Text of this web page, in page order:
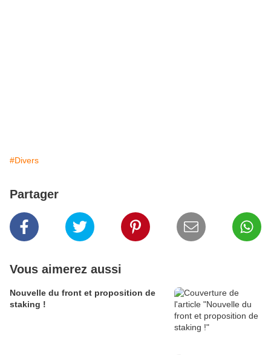
#Divers
Partager
Vous aimerez aussi
Nouvelle du front et proposition de
staking !